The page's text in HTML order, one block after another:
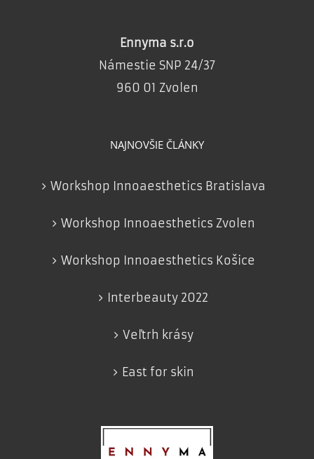
Ennyma s.r.o
Námestie SNP 24/37
960 01 Zvolen
NAJNOVŠIE ČLÁNKY
Workshop Innoaesthetics Bratislava
Workshop Innoaesthetics Zvolen
Workshop Innoaesthetics Košice
Interbeauty 2022
Veľtrh krásy
East for skin